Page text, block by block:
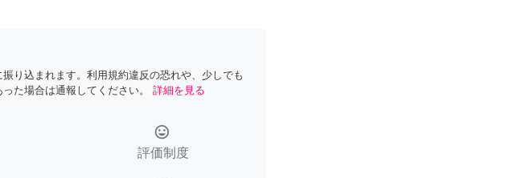
り込まれます。利用規約違反の恐れや、少しでも
た場合は通報してください。
詳細を見る
tag_faces
評価制度